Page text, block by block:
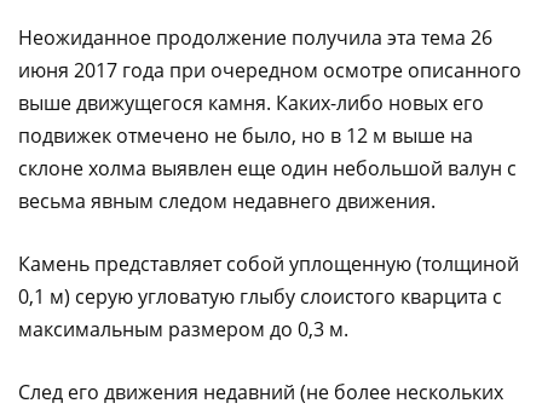
Неожиданное продолжение получила эта тема 26
июня 2017 года при очередном осмотре описанного
выше движущегося камня. Каких-либо новых его
подвижек отмечено не было, но в 12 м выше на
склоне холма выявлен еще один небольшой валун с
весьма явным следом недавнего движения.
Камень представляет собой уплощенную (толщиной
0,1 м) серую угловатую глыбу слоистого кварцита с
максимальным размером до 0,3 м.
След его движения недавний (не более нескольких